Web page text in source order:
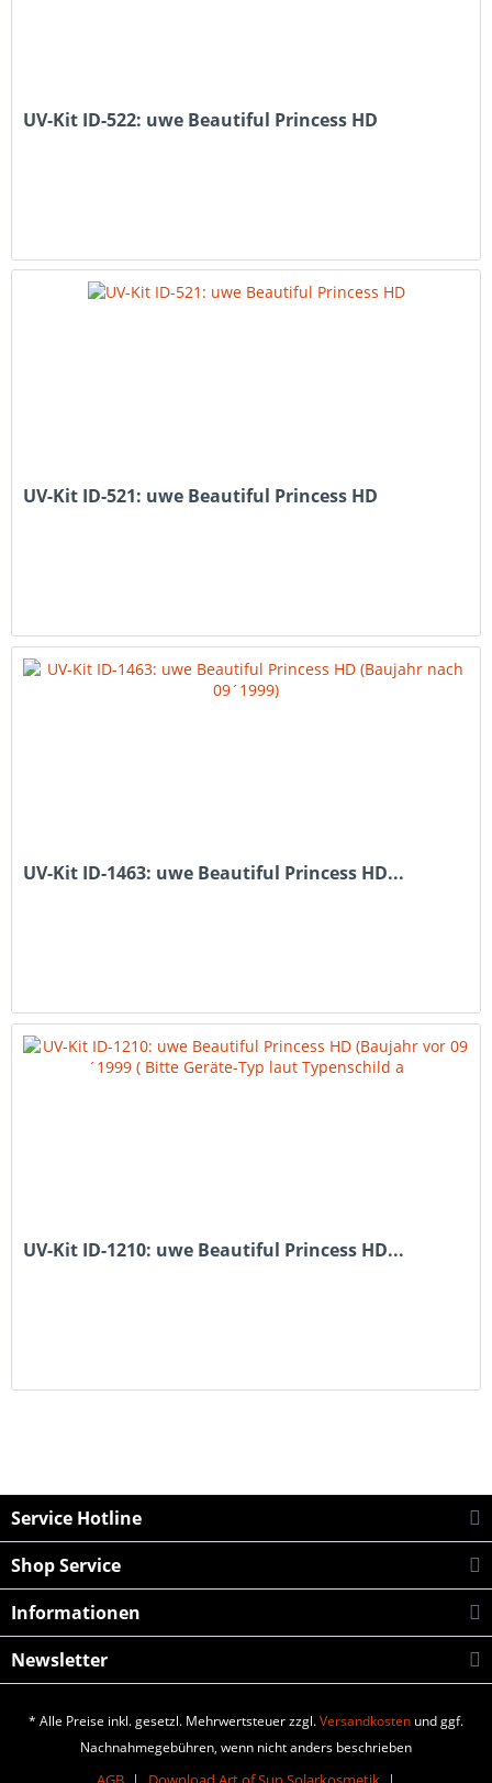
UV-Kit ID-522: uwe Beautiful Princess HD
UV-Kit ID-521: uwe Beautiful Princess HD
UV-Kit ID-1463: uwe Beautiful Princess HD...
UV-Kit ID-1210: uwe Beautiful Princess HD...
Service Hotline
Shop Service
Informationen
Newsletter
* Alle Preise inkl. gesetzl. Mehrwertsteuer zzgl.Versandkosten und ggf.
Nachnahmegebühren, wenn nicht anders beschrieben